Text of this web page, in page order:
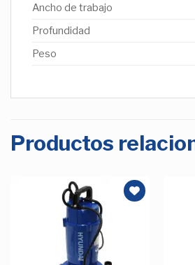
Ancho de trabajo
Profundidad
Peso
Productos